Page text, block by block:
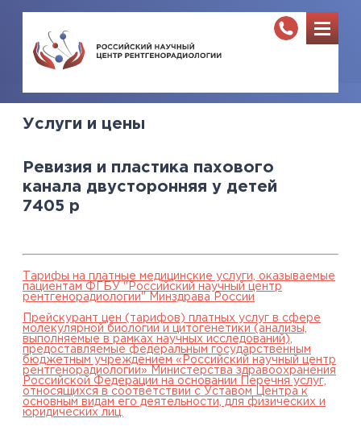
Услуги и цены
Ревизия и пластика пахового
канала двусторонняя у детей
7405 р
Тарифы на платные медицинские услуги, оказываемые
пациентам ФГБУ "Российский научный центр
рентгенорадиологии" Минздрава России
Прейскурант цен (тарифов) платных услуг в сфере
молекулярной биологии и цитогенетики (анализы,
выполняемые в рамках научных исследований),
предоставляемые федеральным государственным
бюджетным учреждением «Российский научный центр
рентгенорадиологии» Министерства здравоохранения
Российской Федерации на основании Перечня услуг,
относящихся в соответствии с Уставом Центра к
основным видам его деятельности, для физических и
юридических лиц.